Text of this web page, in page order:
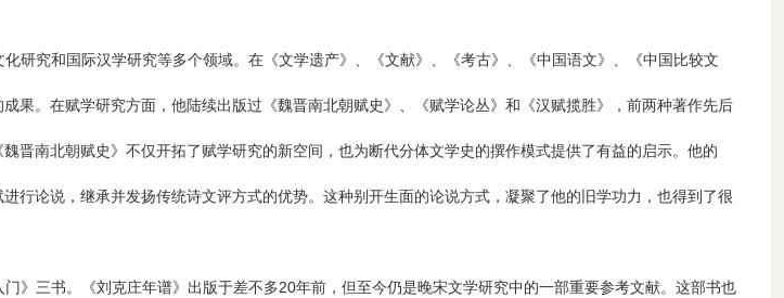
研究和国际汉学研究等多个领域。在《文学遗产》、《文献》、《考古》、《中国语文》、《中国比较文
果。在赋学研究方面，他陆续出版过《魏晋南北朝赋史》、《赋学论丛》和《汉赋揽胜》，前两种著作先后
晋南北朝赋史》不仅开拓了赋学研究的新空间，也为断代分体文学史的撰作模式提供了有益的启示。他的
行论说，继承并发扬传统诗文评方式的优势。这种别开生面的论说方式，凝聚了他的旧学功力，也得到了很
》三书。《刘克庄年谱》出版于差不多20年前，但至今仍是晚宋文学研究中的一部重要参考文献。这部书也